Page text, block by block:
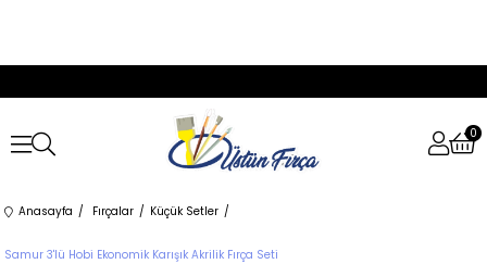
0
Anasayfa Fırçalar Küçük Setler
Samur 3'lü Hobi Ekonomik Karışık Akrilik Fırça Seti